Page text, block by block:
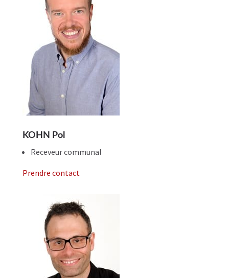
KOHN Pol
Receveur communal
Prendre contact